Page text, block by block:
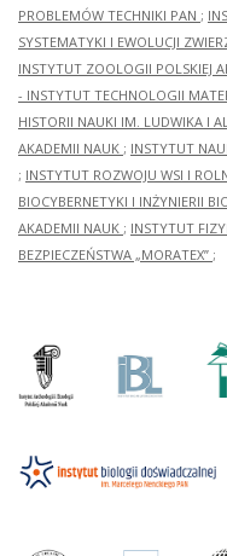
PROBLEMÓW TECHNIKI PAN ;
SYSTEMATYKI I EWOLUCJI
INSTYTUT ZOOLOGII POLSKIEJ
- INSTYTUT TECHNOLOGII
HISTORII NAUKI IM. LUDWIKA I
AKADEMII NAUK ; INSTYTUT
; INSTYTUT ROZWOJU WSI I
BIOCYBERNETYKI I INŻYNIERII
AKADEMII NAUK ; INSTYTUT
BEZPIECZEŃSTWA „MORATEX” ;